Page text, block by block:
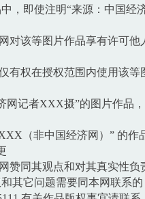
，即使注明“来源：中国经
该等图片作品享有许可他
权在授权范围内使用该等
记者XXX摄”的图片作品
（非中国经济网）” 的作
赞同其观点和对其真实性负
其它问题需要同本网联系